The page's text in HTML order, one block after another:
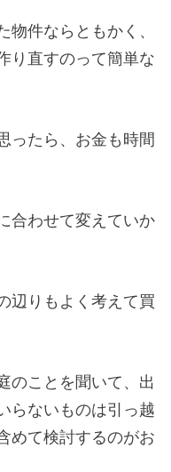
物件ならともかく、
り直すのって簡単な
ったら、お金も時間
合わせて変えていか
辺りもよく考えて買
のことを聞いて、出
らないものは引っ越
めて検討するのがお